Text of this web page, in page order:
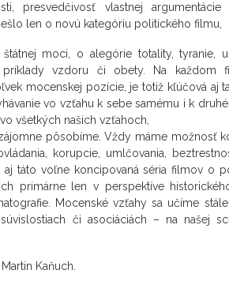
presvedčivosť vlastnej
len o novú kategóriu politického filmu,
moci, o alegórie totality, tyranie,
vzdoru či obety. Na každom
mocenskej pozície, je totiž kľúčová aj
vo vzťahu k sebe samému i k
všetkých našich vzťahoch,
pôsobíme. Vždy máme možnosť
korupcie, umlčovania,
táto voľne koncipovaná séria filmov o
primárne len v perspektíve
Mocenské vzťahy sa učíme
či asociáciách – na našej
Kaňuch.